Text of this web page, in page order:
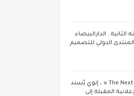
الدارالبيضاء
الدولي للتصميم
مع « The Next Ad » ، إنوي يُسند
المقبلة إلى